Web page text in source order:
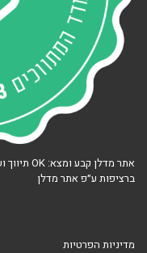
ברציפות ע״פ אתר מדלן
מדיניות הפרטיות